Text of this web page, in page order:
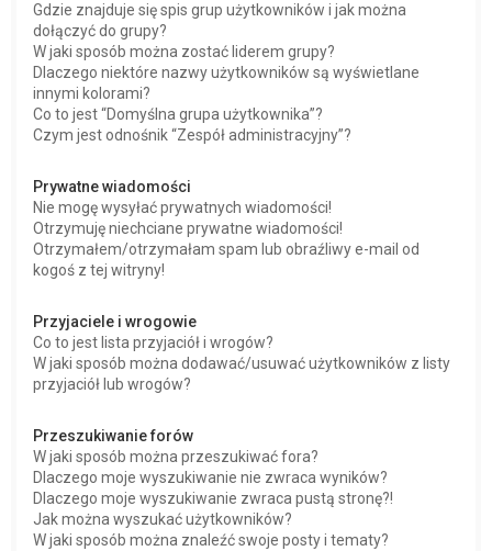
Gdzie znajduje się spis grup użytkowników i jak można
dołączyć do grupy?
W jaki sposób można zostać liderem grupy?
Dlaczego niektóre nazwy użytkowników są wyświetlane
innymi kolorami?
Co to jest “Domyślna grupa użytkownika”?
Czym jest odnośnik “Zespół administracyjny”?
Prywatne wiadomości
Nie mogę wysyłać prywatnych wiadomości!
Otrzymuję niechciane prywatne wiadomości!
Otrzymałem/otrzymałam spam lub obraźliwy e-mail od
kogoś z tej witryny!
Przyjaciele i wrogowie
Co to jest lista przyjaciół i wrogów?
W jaki sposób można dodawać/usuwać użytkowników z listy
przyjaciół lub wrogów?
Przeszukiwanie forów
W jaki sposób można przeszukiwać fora?
Dlaczego moje wyszukiwanie nie zwraca wyników?
Dlaczego moje wyszukiwanie zwraca pustą stronę?!
Jak można wyszukać użytkowników?
W jaki sposób można znaleźć swoje posty i tematy?